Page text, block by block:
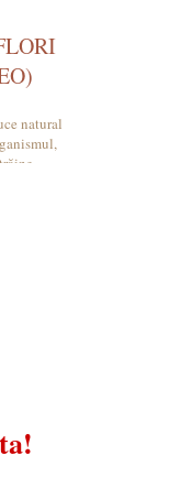
natural